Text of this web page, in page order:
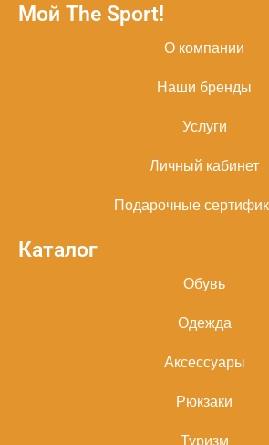
Мой The Sport!
О компании
Наши бренды
Услуги
Личный кабинет
Подарочные
Каталог
Обувь
Одежда
Аксессуары
Рюкзаки
Туризм